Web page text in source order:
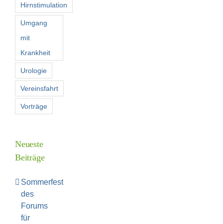
Hirnstimulation
Umgang
mit
Krankheit
Urologie
Vereinsfahrt
Vorträge
Neueste
Beiträge
Sommerfest
des
Forums
für